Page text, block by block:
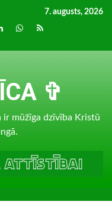
7. augusts, 2026
whatsapp
RSS
✞
ir mūžīga dzīvība Kristū